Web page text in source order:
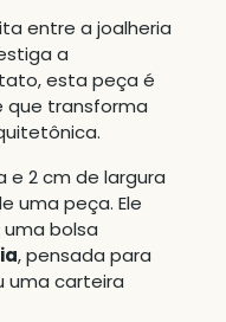
entre a joalheria
a
esta peça é
que transforma
2 cm de largura
uma peça. Ele
bolsa
, pensada para
uma carteira